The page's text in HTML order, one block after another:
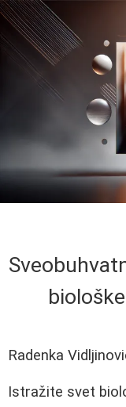
Radenka
Istražite svet